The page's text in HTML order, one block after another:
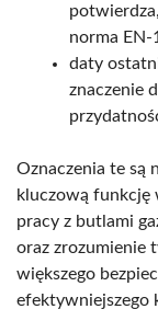
norma EN-
daty
znaczenie
Oznaczenia te są
kluczową funkcję
pracy z butlami
oraz zrozumienie
większego
efektywniejszego